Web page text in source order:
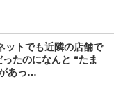
ットでも近隣の店舗で
たのになんと “たま
あっ…